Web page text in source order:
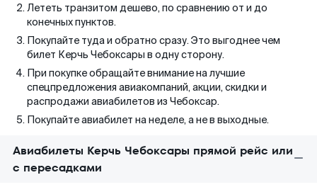
Лететь транзитом дешево, по сравнению от и до
конечных пунктов.
Покупайте туда и обратно сразу. Это выгоднее чем
билет Керчь Чебоксары в одну сторону.
При покупке обращайте внимание на лучшие
спецпредложения авиакомпаний, акции, скидки и
распродажи авиабилетов из Чебоксар.
Покупайте авиабилет на неделе, а не в выходные.
Авиабилеты Керчь Чебоксары прямой рейс или
с пересадками